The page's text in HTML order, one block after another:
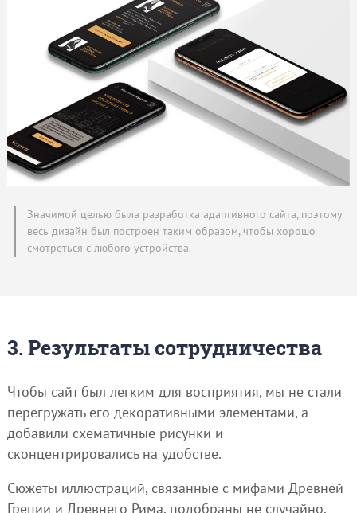
Значимой целью была разработка адаптивного сайта, поэтому
весь дизайн был построен таким образом, чтобы хорошо
смотреться с любого устройства.
3. Результаты сотрудничества
Чтобы сайт был легким для восприятия, мы не стали
перегружать его декоративными элементами, а
добавили схематичные рисунки и
сконцентрировались на удобстве.
Сюжеты иллюстраций, связанные с мифами Древней
Греции и Древнего Рима, подобраны не случайно.